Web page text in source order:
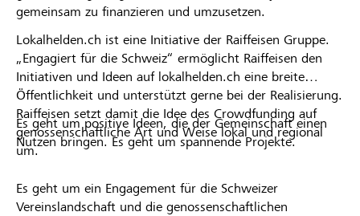
gemeinsam zu finanzieren und umzusetzen.
Lokalhelden.ch ist eine Initiative der Raiffeisen Gruppe.
„Engagiert für die Schweiz“ ermöglicht Raiffeisen den
Initiativen und Ideen auf lokalhelden.ch eine breite
Öffentlichkeit und unterstützt gerne bei der Realisierung.
Raiffeisen setzt damit die Idee des Crowdfunding auf
genossenschaftliche Art und Weise lokal und regional
um.
Es geht um positive Ideen, die der Gemeinschaft einen
Nutzen bringen. Es geht um spannende Projekte.
Es geht um ein Engagement für die Schweizer
Vereinslandschaft und die genossenschaftlichen